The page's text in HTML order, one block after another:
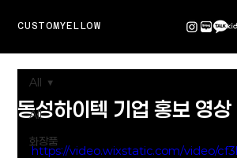
CUSTOMYELLOW
All
화장품
All
동성하이텍 기업 홍보 영상
https://video.wixstatic.com/video/